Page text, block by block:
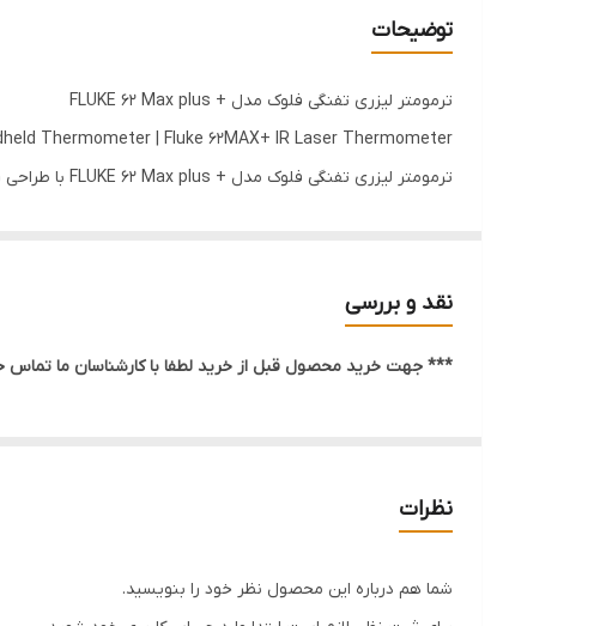
توضیحات
ترمومتر لیزری تفنگی فلوک مدل + FLUKE 62 Max plus
Thermometer | Fluke 62MAX+ IR Laser Thermometer
مشخصات فنی فنگی فلوک مدل FLUKE 62 Max plus:
رنج اندازه گیری دما از -30 درجه سانتی گراد تا 650 درجه سانتی گراد
مجهز به دو لیزر برای اندازه گیری دقیق تر
نقد و بررسی
*** جهت خرید محصول قبل از خرید لطفا با کارشناسان ما تماس
نظرات
شما هم درباره این محصول نظر خود را بنویسید.